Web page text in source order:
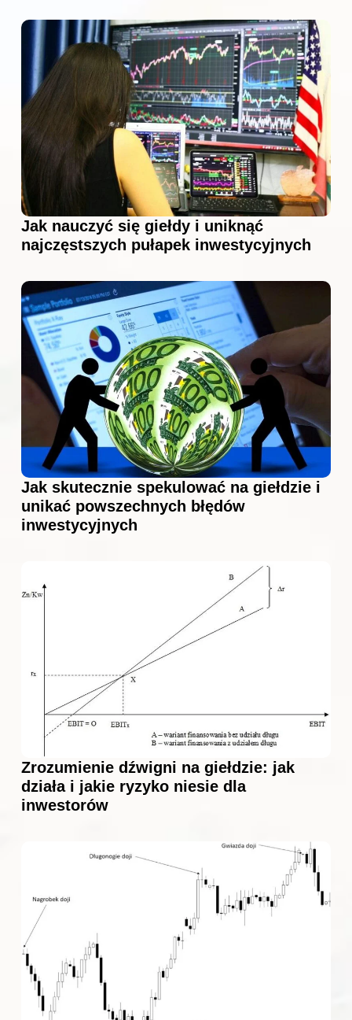
Jak nauczyć się giełdy i uniknąć
najczęstszych pułapek inwestycyjnych
Jak skutecznie spekulować na giełdzie i
unikać powszechnych błędów
inwestycyjnych
Zrozumienie dźwigni na giełdzie: jak
działa i jakie ryzyko niesie dla
inwestorów